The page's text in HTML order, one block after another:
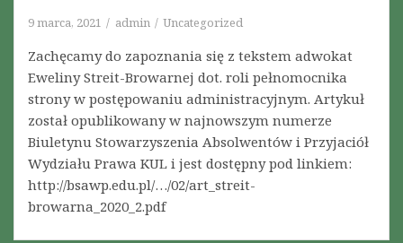
9 marca, 2021 admin Uncategorized
Zachęcamy do zapoznania się z tekstem adwokat
Eweliny Streit-Browarnej dot. roli pełnomocnika
strony w postępowaniu administracyjnym. Artykuł
został opublikowany w najnowszym numerze
Biuletynu Stowarzyszenia Absolwentów i Przyjaciół
Wydziału Prawa KUL i jest dostępny pod linkiem:
http://bsawp.edu.pl/…/02/art_streit-
browarna_2020_2.pdf